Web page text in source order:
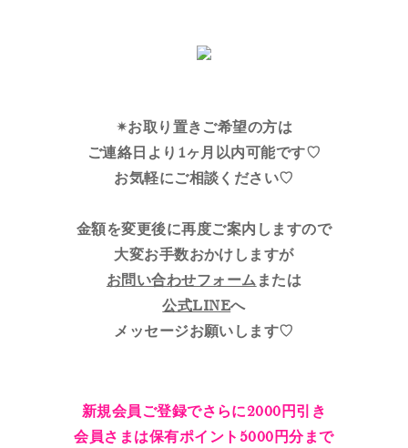
✴︎お取り置きご希望の方は
ご連絡日より1ヶ月以内可能です♡
お気軽にご相談ください♡
金額を変更後に再度ご案内しますので
大変お手数おかけしますが
お問い合わせフォーム または
公式LINEへ
メッセージお願いします♡
新規会員ご登録でさらに2000円引き
会員さまは保有ポイント5000円分まで